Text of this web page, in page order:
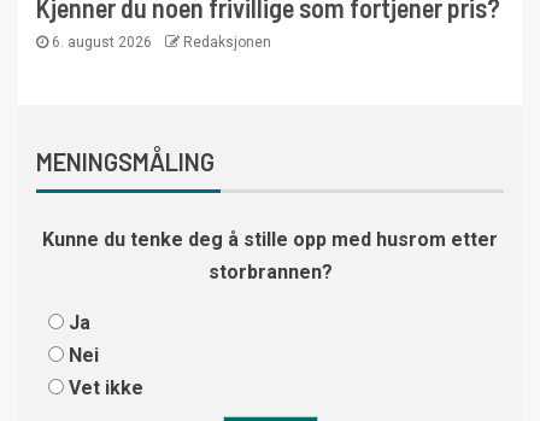
Kjenner du noen frivillige som fortjener pris?
6. august 2026 Redaksjonen
MENINGSMÅLING
Kunne du tenke deg å stille opp med husrom etter
storbrannen?
Ja
Nei
Vet ikke